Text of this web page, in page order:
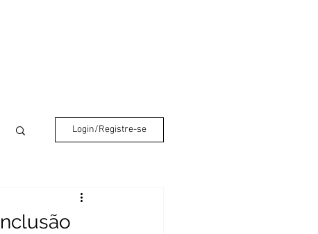
Login/Registre-se